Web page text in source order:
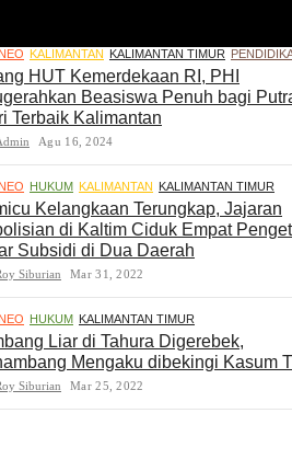
KALIMANTAN KALIMANTAN TIMUR
HUT Kemerdekaan RI, PHI
Beasiswa Penuh bagi
Terbaik Kalimantan
Agu 16, 2024
HUKUM KALIMANTAN KALIMANTAN TIMUR
Kelangkaan Terungkap, Jajaran
di Kaltim Ciduk Empat
Subsidi di Dua Daerah
Siburian Mar 31, 2022
HUKUM KALIMANTAN TIMUR
Liar di Tahura Digerebek,
Mengaku dibekingi Kasum
Siburian Mar 25, 2022